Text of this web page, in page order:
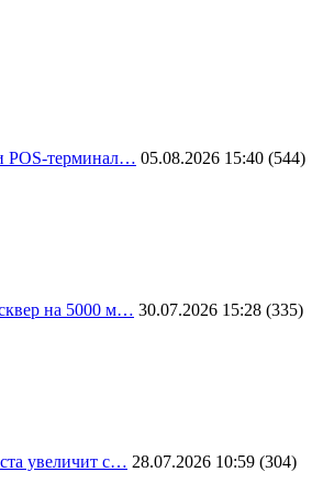
POS-терминал… 05.08.2026 15:40 (544)
на 5000 м… 30.07.2026 15:28 (335)
увеличит с… 28.07.2026 10:59 (304)